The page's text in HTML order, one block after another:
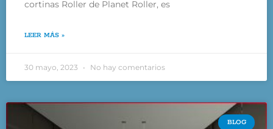
cortinas Roller de Planet Roller, es
LEER MÁS »
30 mayo, 2023 No hay comentarios
BLOG